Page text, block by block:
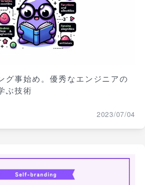
グ事始め。優秀なエンジニアの
ぶ技術
2023/07/04